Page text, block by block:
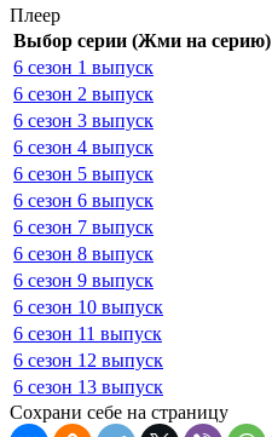
Плеер
Выбор серии (Жми на серию)
6 сезон 1 выпуск
6 сезон 2 выпуск
6 сезон 3 выпуск
6 сезон 4 выпуск
6 сезон 5 выпуск
6 сезон 6 выпуск
6 сезон 7 выпуск
6 сезон 8 выпуск
6 сезон 9 выпуск
6 сезон 10 выпуск
6 сезон 11 выпуск
6 сезон 12 выпуск
6 сезон 13 выпуск
Сохрани себе на страницу